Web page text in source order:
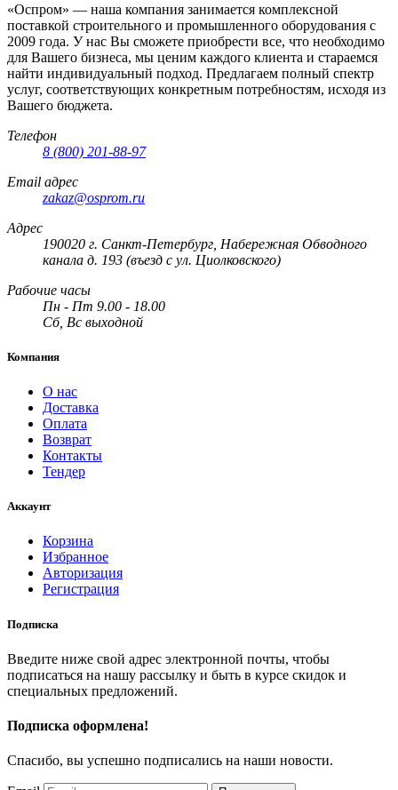
«Оспром» — наша компания занимается комплексной
поставкой строительного и промышленного оборудования с
2009 года. У нас Вы сможете приобрести все, что необходимо
для Вашего бизнеса, мы ценим каждого клиента и стараемся
найти индивидуальный подход. Предлагаем полный спектр
услуг, соответствующих конкретным потребностям, исходя из
Вашего бюджета.
Телефон
8 (800) 201-88-97
Email адрес
zakaz@osprom.ru
Адрес
190020 г. Санкт-Петербург, Набережная Обводного
канала д. 193 (въезд с ул. Циолковского)
Рабочие часы
Пн - Пт 9.00 - 18.00
Сб, Вс выходной
Компания
О нас
Доставка
Оплата
Возврат
Контакты
Тендер
Аккаунт
Корзина
Избранное
Авторизация
Регистрация
Подписка
Введите ниже свой адрес электронной почты, чтобы
подписаться на нашу рассылку и быть в курсе скидок и
специальных предложений.
Подписка оформлена!
Спасибо, вы успешно подписались на наши новости.